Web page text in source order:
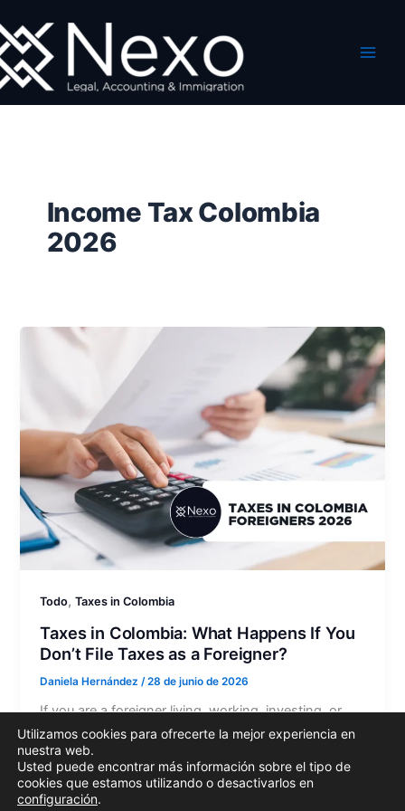
al
contenido
Income Tax Colombia
2026
Todo,Taxes in Colombia
Taxes in Colombia: What Happens If You
Don’t File Taxes as a Foreigner?
Daniela Hernández/28 de junio de 2026
If you are a foreigner living, working, investing, or
earning income in Colombia, not filing taxes when
you are legally required to do so can lead to…
Utilizamos cookies para ofrecerte la mejor experiencia en
nuestra web.
Usted puede encontrar más información sobre el tipo de
cookies que estamos utilizando o desactivarlos en
configuración.